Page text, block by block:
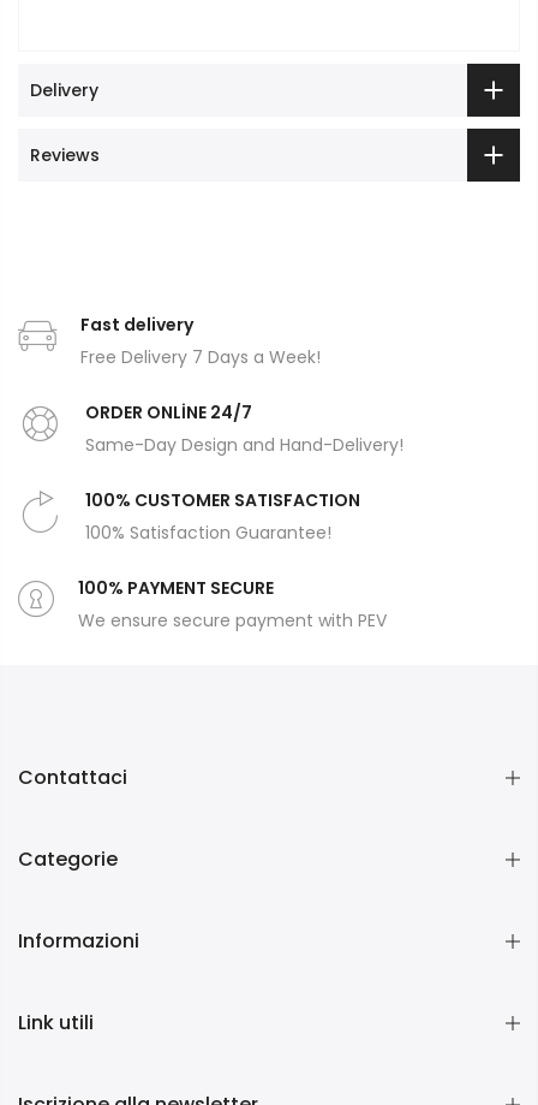
Delivery
Reviews
Fast delivery
Free Delivery 7 Days a Week!
ORDER ONLİNE 24/7
Same-Day Design and Hand-Delivery!
100% CUSTOMER SATISFACTION
100% Satisfaction Guarantee!
100% PAYMENT SECURE
We ensure secure payment with PEV
Contattaci
Categorie
Informazioni
Link utili